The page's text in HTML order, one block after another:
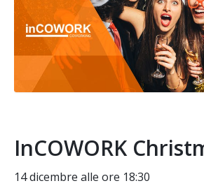
InCOWORK
14 dicembre alle ore 18:30